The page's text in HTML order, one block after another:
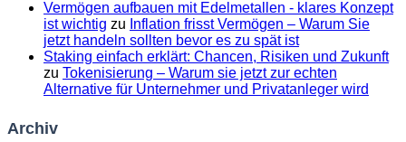
Vermögen aufbauen mit Edelmetallen - klares Konzept
ist wichtig zu Inflation frisst Vermögen – Warum Sie
jetzt handeln sollten bevor es zu spät ist
Staking einfach erklärt: Chancen, Risiken und Zukunft
zu Tokenisierung – Warum sie jetzt zur echten
Alternative für Unternehmer und Privatanleger wird
Archiv